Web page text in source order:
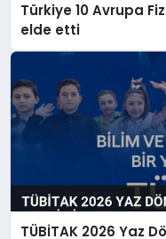
Türkiye 10 Avrupa
elde etti
TÜBİTAK 2026 Yaz